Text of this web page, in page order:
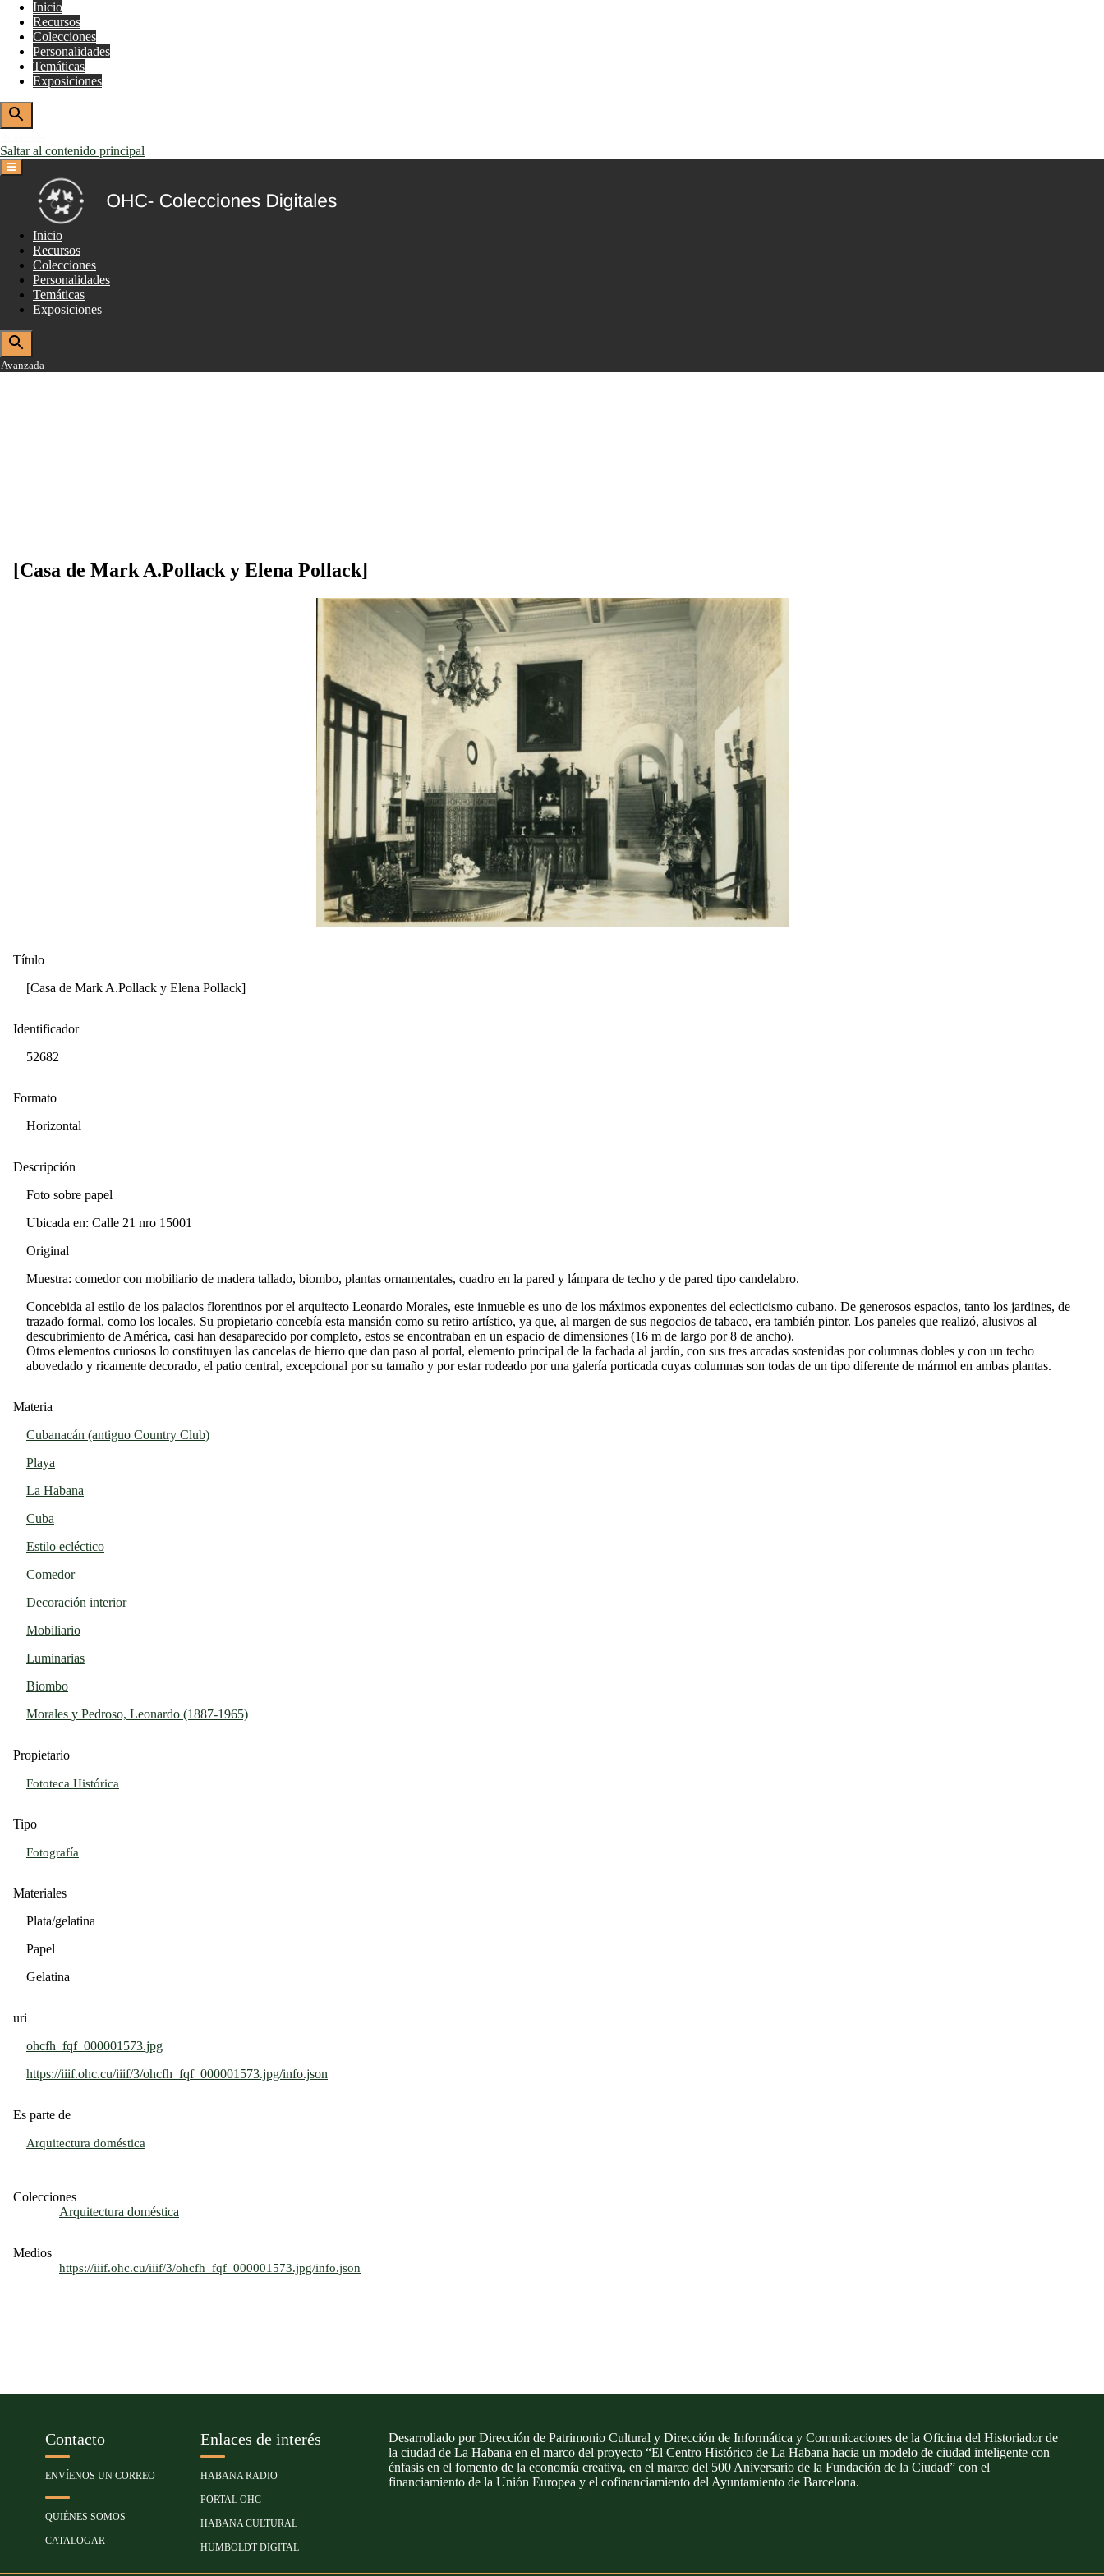
Inicio
Recursos
Colecciones
Personalidades
Temáticas
Exposiciones
Saltar al contenido principal
Inicio
Recursos
Colecciones
Personalidades
Temáticas
Exposiciones
Avanzada
[Casa de Mark A.Pollack y Elena Pollack]
Título
[Casa de Mark A.Pollack y Elena Pollack]
Identificador
52682
Formato
Horizontal
Descripción
Foto sobre papel
Ubicada en: Calle 21 nro 15001
Original
Muestra: comedor con mobiliario de madera tallado, biombo, plantas ornamentales, cuadro en la pared y lámpara de techo y de pared tipo candelabro.
Concebida al estilo de los palacios florentinos por el arquitecto Leonardo Morales, este inmueble es uno de los máximos exponentes del eclecticismo cubano. De generosos espacios, tanto los jardines, de
trazado formal, como los locales. Su propietario concebía esta mansión como su retiro artístico, ya que, al margen de sus negocios de tabaco, era también pintor. Los paneles que realizó, alusivos al
descubrimiento de América, casi han desaparecido por completo, estos se encontraban en un espacio de dimensiones (16 m de largo por 8 de ancho).
Otros elementos curiosos lo constituyen las cancelas de hierro que dan paso al portal, elemento principal de la fachada al jardín, con sus tres arcadas sostenidas por columnas dobles y con un techo
abovedado y ricamente decorado, el patio central, excepcional por su tamaño y por estar rodeado por una galería porticada cuyas columnas son todas de un tipo diferente de mármol en ambas plantas.
Materia
Cubanacán (antiguo Country Club)
Playa
La Habana
Cuba
Estilo ecléctico
Comedor
Decoración interior
Mobiliario
Luminarias
Biombo
Morales y Pedroso, Leonardo (1887-1965)
Propietario
Fototeca Histórica
Tipo
Fotografía
Materiales
Plata/gelatina
Papel
Gelatina
uri
ohcfh_fqf_000001573.jpg
https://iiif.ohc.cu/iiif/3/ohcfh_fqf_000001573.jpg/info.json
Es parte de
Arquitectura doméstica
Colecciones
Arquitectura doméstica
Medios
https://iiif.ohc.cu/iiif/3/ohcfh_fqf_000001573.jpg/info.json
Contacto
ENVÍENOS UN CORREO
QUIÉNES SOMOS
CATALOGAR
Enlaces de interés
HABANA RADIO
PORTAL OHC
HABANA CULTURAL
HUMBOLDT DIGITAL
Desarrollado por Dirección de Patrimonio Cultural y Dirección de Informática y Comunicaciones de la Oficina del Historiador de
la ciudad de La Habana en el marco del proyecto “El Centro Histórico de La Habana hacia un modelo de ciudad inteligente con
énfasis en el fomento de la economía creativa, en el marco del 500 Aniversario de la Fundación de la Ciudad” con el
financiamiento de la Unión Europea y el cofinanciamiento del Ayuntamiento de Barcelona.